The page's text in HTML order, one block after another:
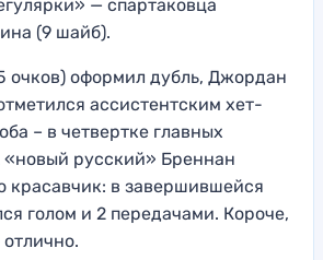
— спартаковца
(9 шайб).
очков) оформил дубль, Джордан
ассистентским хет-
– в четвертке главных
русский» Бреннан
красавчик: в завершившейся
голом и 2 передачами. Короче,